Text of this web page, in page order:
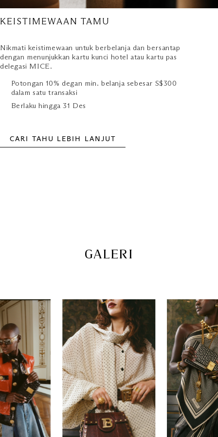
KEISTIMEWAAN TAMU
Nikmati keistimewaan untuk berbelanja dan bersantap
dengan menunjukkan kartu kunci hotel atau kartu pas
delegasi MICE.
Potongan 10% degan min. belanja sebesar S$300
dalam satu transaksi
Berlaku hingga 31 Des
CARI TAHU LEBIH LANJUT
GALERI